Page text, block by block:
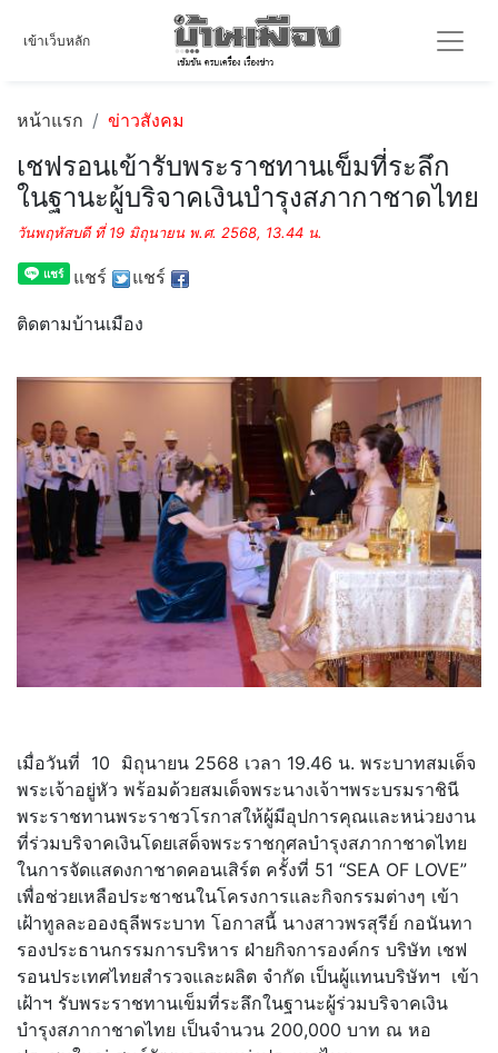
เข้าเว็บหลัก
หน้าแรก ข่าวสังคม
เชฟรอนเข้ารับพระราชทานเข็มที่ระลึก
ในฐานะผู้บริจาคเงินบำรุงสภากาชาดไทย
วันพฤหัสบดี ที่ 19 มิถุนายน พ.ศ. 2568, 13.44 น.
แชร์ แชร์
ติดตามบ้านเมือง
เมื่อวันที่ 10 มิถุนายน 2568 เวลา 19.46 น. พระบาทสมเด็จ
พระเจ้าอยู่หัว พร้อมด้วยสมเด็จพระนางเจ้าฯพระบรมราชินี
พระราชทานพระราชวโรกาสให้ผู้มีอุปการคุณและหน่วยงาน
ที่ร่วมบริจาคเงินโดยเสด็จพระราชกุศลบำรุงสภากาชาดไทย
ในการจัดแสดงกาชาดคอนเสิร์ต ครั้งที่ 51 “SEA OF LOVE”
เพื่อช่วยเหลือประชาชนในโครงการและกิจกรรมต่างๆ เข้า
เฝ้าทูลละอองธุลีพระบาท โอกาสนี้ นางสาวพรสุรีย์ กอนันทา
รองประธานกรรมการบริหาร ฝ่ายกิจการองค์กร บริษัท เชฟ
รอนประเทศไทยสำรวจและผลิต จำกัด เป็นผู้แทนบริษัทฯ เข้า
เฝ้าฯ รับพระราชทานเข็มที่ระลึกในฐานะผู้ร่วมบริจาคเงิน
บำรุงสภากาชาดไทย เป็นจำนวน 200,000 บาท ณ หอ